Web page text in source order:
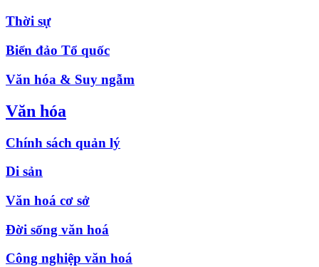
Thời sự
Biển đảo Tổ quốc
Văn hóa & Suy ngẫm
Văn hóa
Chính sách quản lý
Di sản
Văn hoá cơ sở
Đời sống văn hoá
Công nghiệp văn hoá